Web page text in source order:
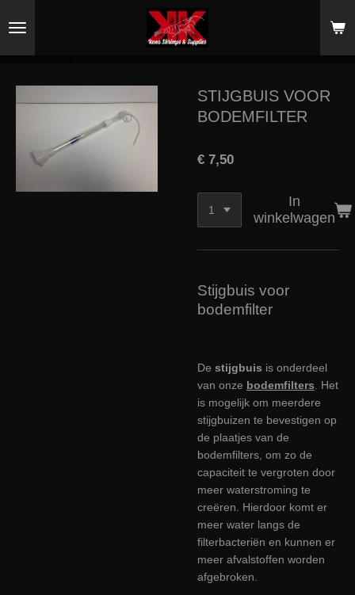
direct
hoofdinhoud
STIJGBUIS VOOR
BODEMFILTER
€ 7,50
In
winkelwagen
Stijgbuis voor
bodemfilter
De stijgbuis is onderdeel
van onze bodemfilters . Het
is mogelijk om meerdere
stijgbuizen te bevestigen op
de plaatjes van de
bodemfilters, om zo de
capaciteit te vergroten door
meer waterstroming te
creëren. Hierdoor komt er
meer water langs de
filterbacteriën en kunnen er
meer afvalstoffen worden
afgebroken.